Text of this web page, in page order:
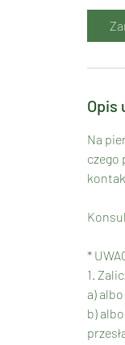
Opis
Na
czego
*
1.
a)
b)